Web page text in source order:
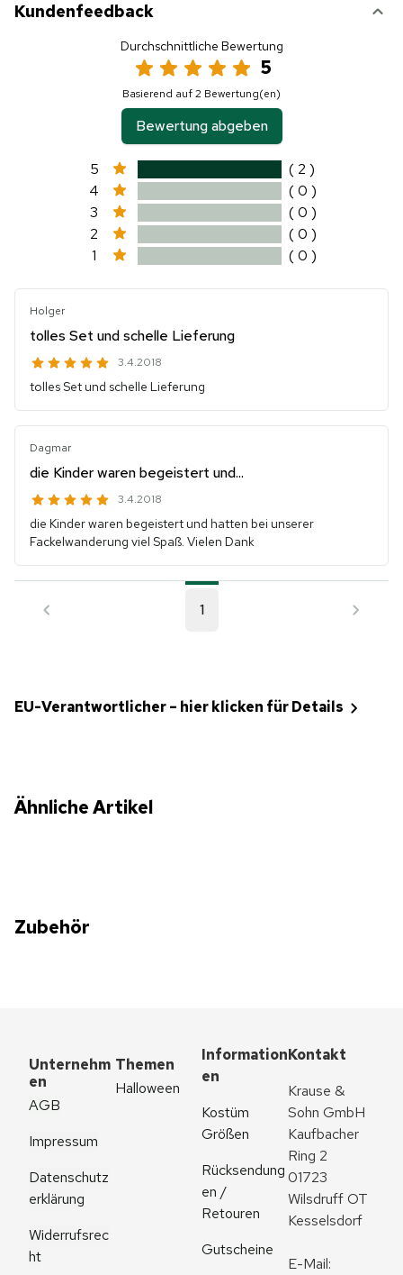
Kundenfeedback
Durchschnittliche Bewertung
5
Basierend auf 2 Bewertung(en)
Bewertung abgeben
5
( 2 )
4
( 0 )
3
( 0 )
2
( 0 )
1
( 0 )
Holger
tolles Set und schelle Lieferung
3.4.2018
tolles Set und schelle Lieferung
Dagmar
die Kinder waren begeistert und...
3.4.2018
die Kinder waren begeistert und hatten bei unserer
Fackelwanderung viel Spaß. Vielen Dank
1
EU-Verantwortlicher – hier klicken für Details
Ähnliche Artikel
Zubehör
Unternehm
en
AGB
Impressum
Datenschutz
erklärung
Widerrufsrec
ht
Themen
Halloween
Information
en
Kostüm
Größen
Rücksendung
en /
Retouren
Gutscheine
Kontakt
Krause &
Sohn GmbH
Kaufbacher
Ring 2
01723
Wilsdruff OT
Kesselsdorf